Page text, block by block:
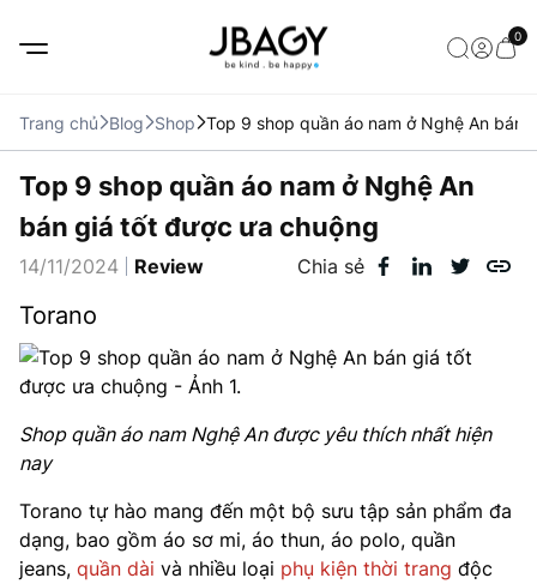
0
Trang chủ Blog Shop Top 9 shop quần áo nam ở Nghệ An bán
Top 9 shop quần áo nam ở Nghệ An
bán giá tốt được ưa chuộng
14/11/2024 Review Chia sẻ
Torano
Shop quần áo nam Nghệ An được yêu thích nhất hiện
nay
Torano tự hào mang đến một bộ sưu tập sản phẩm đa
dạng, bao gồm áo sơ mi, áo thun, áo polo, quần
jeans, quần dài và nhiều loại phụ kiện thời trang độc